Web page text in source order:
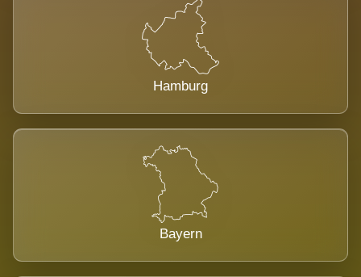
Hamburg
Bayern